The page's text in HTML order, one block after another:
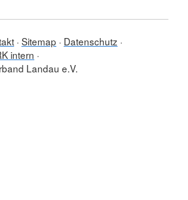
Sitemap
Datenschutz
intern
Landau e.V.